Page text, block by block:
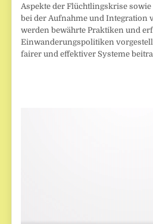
Aspekte der Flüchtlingskrise
bei der Aufnahme und Integration
werden bewährte Praktiken und
Einwanderungspolitiken
fairer und effektiver Systeme